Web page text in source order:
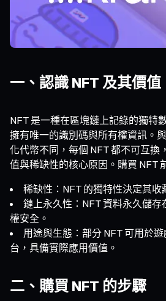
一、認識 NFT 及其價值
NFT 是一種在區塊鏈上記錄的獨特
擁有唯一的識別碼與所有權資訊。
化代幣不同，每個 NFT 都不可互換
值與稀缺性的核心原因。購買 NFT
稀缺性：NFT 的獨特性決定其收
鏈上永久性：NFT 資料永久儲
權安全。
用途與生態：部分 NFT 可用於
台，具備實際應用價值。
二、購買 NFT 的步驟